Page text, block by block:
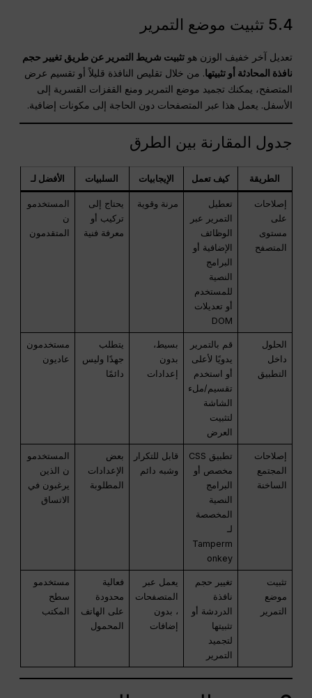
5.4 تثبيت موضع التمرير
تعديل آخر خفيف الوزن هوتثبيت شريط التمرير عن طريق تغيير حجم
نافذة المحادثة أو تثبيتها. من خلال تقليص النافذة قليلاً أو تقسيم عرض
المتصفح، يمكنك تجميد موضع التمرير ومنع القفزات القسرية إلى
الأسفل. يعمل هذا عبر المتصفحات دون الحاجة إلى مكونات إضافية.
جدول المقارنة بين الطرق
الطريقة كيف تعمل الإيجابيات السلبيات الأفضل لـ
إصلاحات
على
مستوى
المتصفح
تعطيل
التمرير عبر
الوظائف
الإضافية أو
البرامج
النصية
للمستخدم
أو تعديلات
DOM
مرنة وقوية
يحتاج إلى
تركيب أو
معرفة فنية
المستخدمو
ن
المتقدمون
الحلول
داخل
التطبيق
قم بالتمرير
يدويًا لأعلى
أو استخدم
تقسيم/ملء
الشاشة
لتثبيت
العرض
بسيط،
بدون
إعدادات
يتطلب
جهدًا وليس
دائمًا
مستخدمون
عاديون
إصلاحات
المجتمع
الساخنة
تطبيق CSS
مخصص أو
البرامج
النصية
المخصصة
لـ
Tamperm
onkey
قابل للتكرار
وشبه دائم
بعض
الإعدادات
المطلوبة
المستخدمو
ن الذين
يرغبون في
الاتساق
تثبيت
موضع
التمرير
تغيير حجم
نافذة
الدردشة أو
تثبيتها
لتجميد
التمرير
يعمل عبر
المتصفحات
، بدون
إضافات
فعالية
محدودة
على الهاتف
المحمول
مستخدمو
سطح
المكتب